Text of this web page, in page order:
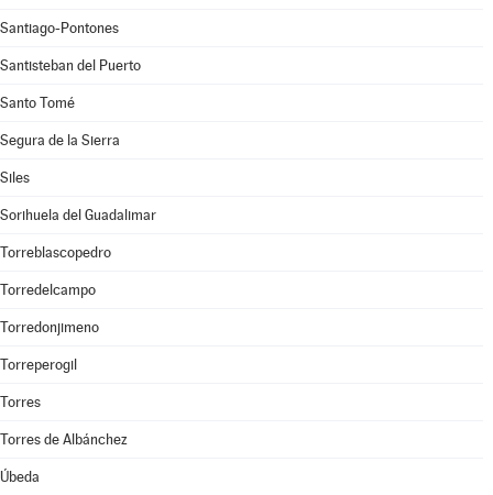
Santiago-Pontones
Santisteban del Puerto
Santo Tomé
Segura de la Sierra
Siles
Sorihuela del Guadalimar
Torreblascopedro
Torredelcampo
Torredonjimeno
Torreperogil
Torres
Torres de Albánchez
Úbeda